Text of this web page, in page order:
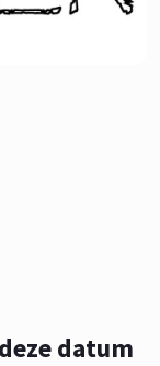
datum